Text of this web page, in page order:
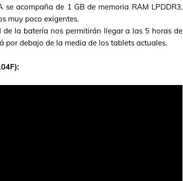
se acompaña de 1 GB de memoria RAM LPDDR3,
muy poco exigentes.
de la batería nos permitirán llegar a las 5 horas de
por debajo de la media de los tablets actuales.